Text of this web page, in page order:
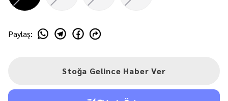
Paylaş:
Stoğa Gelince Haber Ver